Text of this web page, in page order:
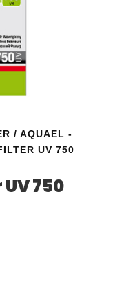
/ AQUAEL -
UV 750
750